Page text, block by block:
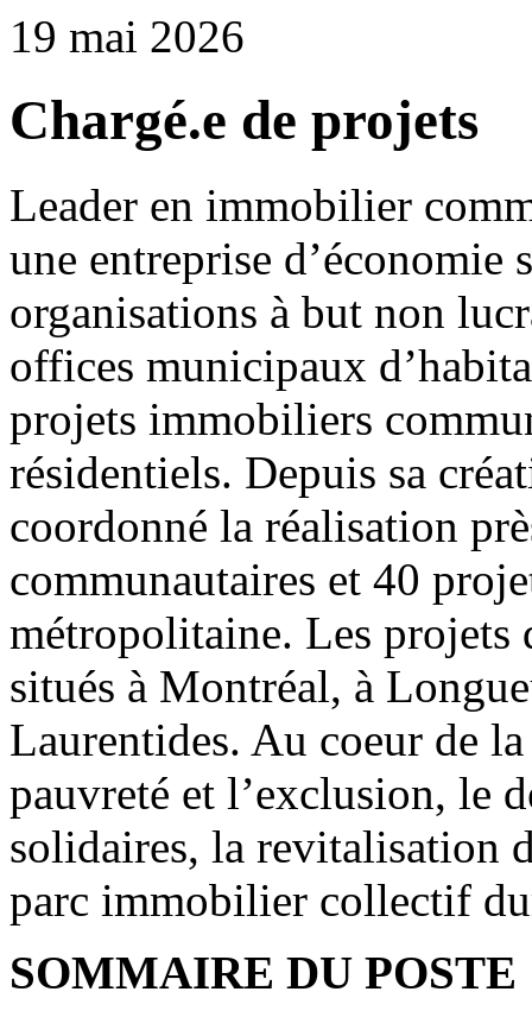
19 mai 2026
Chargé.e de projets
Leader en immobilier
une entreprise d’économie
organisations à but non
offices municipaux
projets immobiliers
résidentiels. Depuis sa
coordonné la réalisation
communautaires et 40
métropolitaine. Les projets
situés à Montréal, à
Laurentides. Au coeur de
pauvreté et l’exclusion, le
solidaires, la revitalisation
parc immobilier collectif
SOMMAIRE DU POSTE